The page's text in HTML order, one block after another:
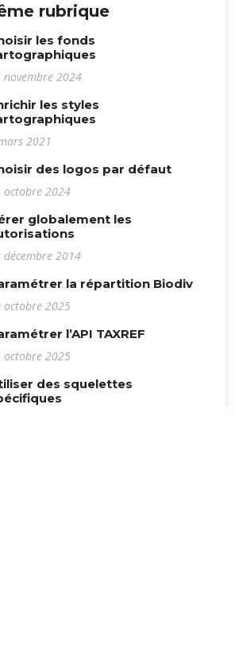
rubrique
les fonds
novembre 2024
les styles
2021
des logos par défaut
octobre 2024
globalement les
décembre 2014
la répartition Biodiv
octobre 2025
l’API TAXREF
octobre 2025
des squelettes